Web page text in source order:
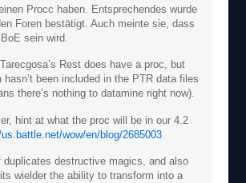
Procc haben. Entsprechendes wurde
Foren bestätigt. Auch meinte sie, dass
sein wird.
Rest does have a proc, but
hasn’t been included in the PTR data files
there’s nothing to datamine right now).
hint at what the proc will be in our 4.2
wow/en/blog/2685003
duplicates destructive magics, and also
wielder the ability to transform into a